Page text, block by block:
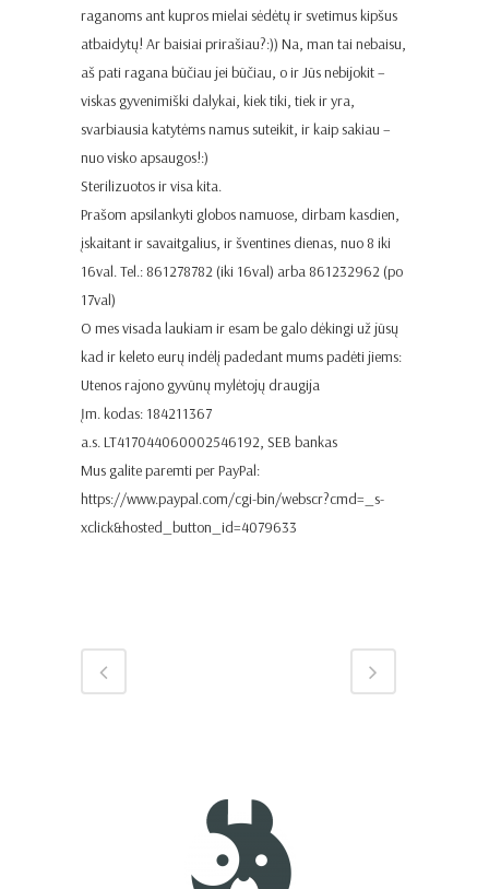
raganoms ant kupros mielai sėdėtų ir svetimus kipšus
atbaidytų! Ar baisiai prirašiau?:)) Na, man tai nebaisu,
aš pati ragana būčiau jei būčiau, o ir Jūs nebijokit –
viskas gyvenimiški dalykai, kiek tiki, tiek ir yra,
svarbiausia katytėms namus suteikit, ir kaip sakiau –
nuo visko apsaugos!:)
Sterilizuotos ir visa kita.
Prašom apsilankyti globos namuose, dirbam kasdien,
įskaitant ir savaitgalius, ir šventines dienas, nuo 8 iki
16val. Tel.: 861278782 (iki 16val) arba 861232962 (po
17val)
O mes visada laukiam ir esam be galo dėkingi už jūsų
kad ir keleto eurų indėlį padedant mums padėti jiems:
Utenos rajono gyvūnų mylėtojų draugija
Įm. kodas: 184211367
a.s. LT417044060002546192, SEB bankas
Mus galite paremti per PayPal:
https://www.paypal.com/cgi-bin/webscr?cmd=_s-
xclick&hosted_button_id=4079633